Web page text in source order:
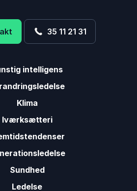
35 11 21 31
intelligens
Klima
Iværksætteri
Sundhed
Ledelse